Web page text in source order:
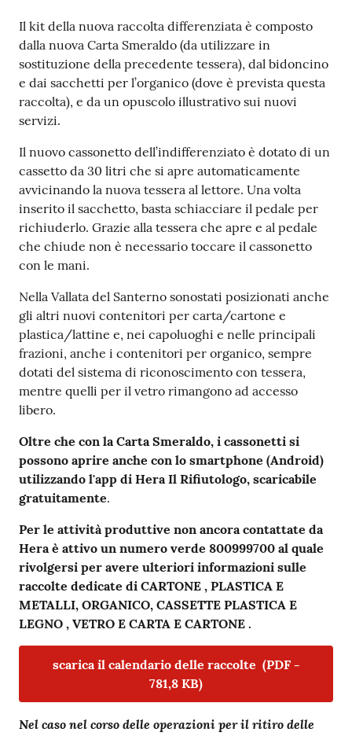
Il kit della nuova raccolta differenziata è composto
dalla nuova Carta Smeraldo (da utilizzare in
sostituzione della precedente tessera), dal bidoncino
e dai sacchetti per l’organico (dove è prevista questa
raccolta), e da un opuscolo illustrativo sui nuovi
servizi.
Il nuovo cassonetto dell’indifferenziato è dotato di un
cassetto da 30 litri che si apre automaticamente
avvicinando la nuova tessera al lettore. Una volta
inserito il sacchetto, basta schiacciare il pedale per
richiuderlo. Grazie alla tessera che apre e al pedale
che chiude non è necessario toccare il cassonetto
con le mani.
Nella Vallata del Santerno sonostati posizionati anche
gli altri nuovi contenitori per carta/cartone e
plastica/lattine e, nei capoluoghi e nelle principali
frazioni, anche i contenitori per organico, sempre
dotati del sistema di riconoscimento con tessera,
mentre quelli per il vetro rimangono ad accesso
libero.
Oltre che con la Carta Smeraldo, i cassonetti si
possono aprire anche con lo smartphone (Android)
utilizzando l'app di Hera Il Rifiutologo, scaricabile
gratuitamente.
Per le attività produttive non ancora contattate da
Hera è attivo un numero verde 800999700 al quale
rivolgersi per avere ulteriori informazioni sulle
raccolte dedicate di CARTONE , PLASTICA E
METALLI, ORGANICO, CASSETTE PLASTICA E
LEGNO , VETRO E CARTA E CARTONE .
scarica il calendario delle raccolte (PDF-
781,8 KB)
Nel caso nel corso delle operazioni per il ritiro delle